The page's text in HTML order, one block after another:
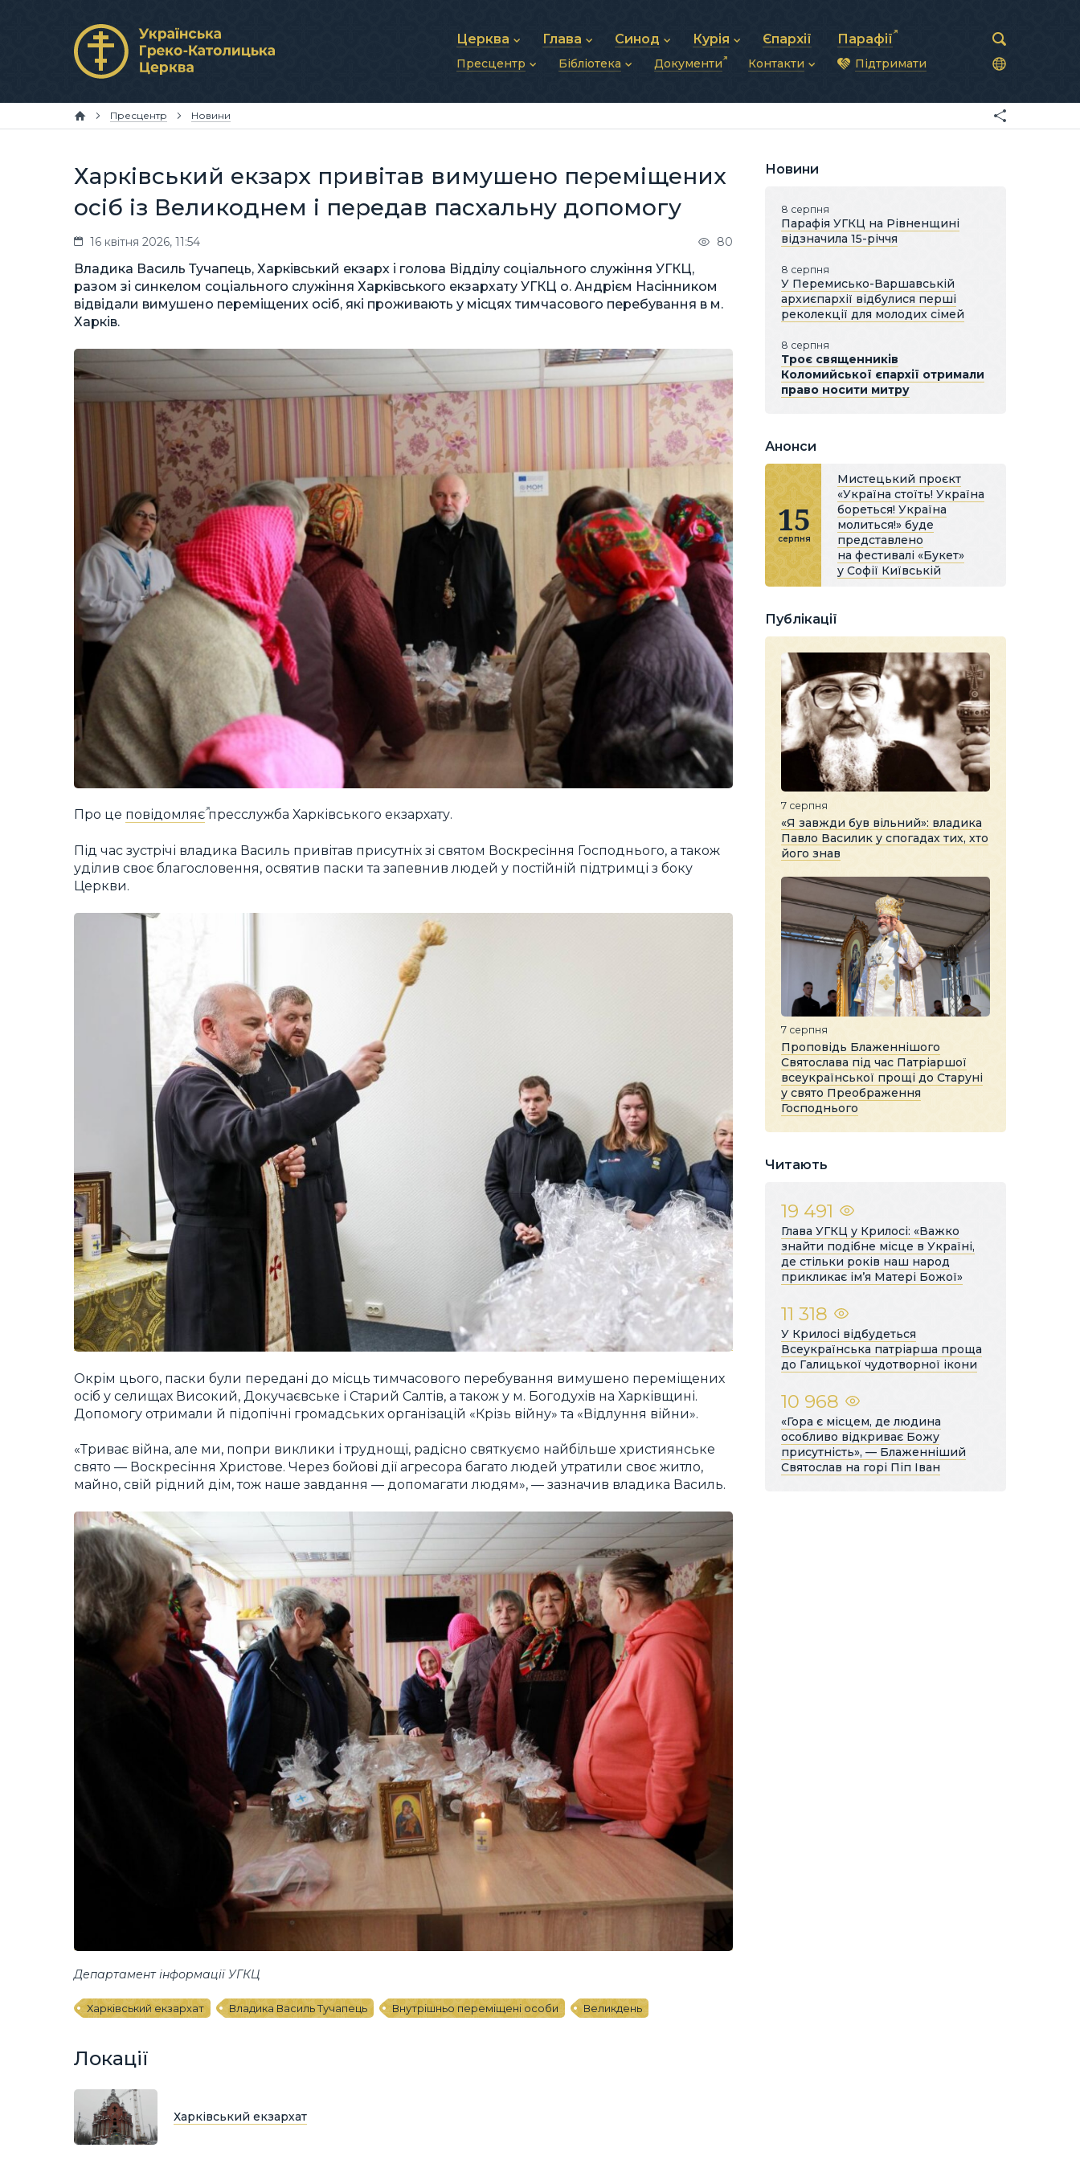
Церква
Про УГКЦ
Структура УГКЦ
Глава
Блаженніший Святослав
Фотографії
Синод
Синод Єпископів
Митрополичі Синоди
Курія
Душпастирська рада
Зв’язки та комунікації
Єпархії Парафії
Пресцентр
Публікації
Фото та відео
Бібліотека
Молитви
Документи Контакти
Синоди Єпископів
Патріарша курія
Підтримати
Пресцентр Новини
Харківський екзарх привітав вимушено переміщених
осіб із Великоднем і передав пасхальну допомогу
16 квітня 2026, 11:54 80
Владика Василь Тучапець, Харківський екзарх і голова Відділу соціального служіння УГКЦ,
разом зі синкелом соціального служіння Харківського екзархату УГКЦ о. Андрієм Насінником
відвідали вимушено переміщених осіб, які проживають у місцях тимчасового перебування в м.
Харків.
Про це повідомляєпресслужба Харківського екзархату.
Під час зустрічі владика Василь привітав присутніх зі святом Воскресіння Господнього, а також
уділив своє благословення, освятив паски та запевнив людей у постійній підтримці з боку
Церкви.
Окрім цього, паски були передані до місць тимчасового перебування вимушено переміщених
осіб у селищах Високий, Докучаєвське і Старий Салтів, а також у м. Богодухів на Харківщині.
Допомогу отримали й підопічні громадських організацій «Крізь війну» та «Відлуння війни».
«Триває війна, але ми, попри виклики і труднощі, радісно святкуємо найбільше християнське
свято — Воскресіння Христове. Через бойові дії агресора багато людей утратили своє житло,
майно, свій рідний дім, тож наше завдання — допомагати людям», — зазначив владика Василь.
Департамент інформації УГКЦ
Харківський екзархат Владика Василь Тучапець Внутрішньо переміщені особи Великдень
Локації
Харківський екзархат
Новини
8 серпня
Парафія УГКЦ на Рівненщині
відзначила 15-річчя
8 серпня
У Перемисько-Варшавській
архиєпархії відбулися перші
реколекції для молодих сімей
8 серпня
Троє священників
Коломийської єпархії отримали
право носити митру
Анонси
15
серпня
Мистецький проєкт
«Україна стоїть! Україна
бореться! Україна
молиться!» буде
представлено
на фестивалі «Букет»
у Софії Київській
Публікації
7 серпня
«Я завжди був вільний»: владика
Павло Василик у спогадах тих, хто
його знав
7 серпня
Проповідь Блаженнішого
Святослава під час Патріаршої
всеукраїнської прощі до Старуні
у свято Преображення
Господнього
Читають
19 491
Глава УГКЦ у Крилосі: «Важко
знайти подібне місце в Україні,
де стільки років наш народ
прикликає ім’я Матері Божої»
11 318
У Крилосі відбудеться
Всеукраїнська патріарша проща
до Галицької чудотворної ікони
10 968
«Гора є місцем, де людина
особливо відкриває Божу
присутність», — Блаженніший
Святослав на горі Піп Іван